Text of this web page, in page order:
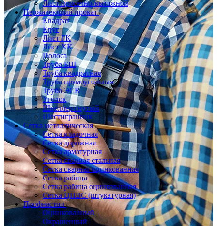
Лист просечно-вытяжной
Нержавеющий прокат
Квадрат
Круг
Лист ГК
Лист ХК
Полоса
Труба БШ
Труба квадратная
Труба прямоугольная
Труба ЭСВ
Уголок
Швеллер гнутый
Шестигранник
Сетка металлическая
Сетка кладочная
Сетка дорожная
Сетка арматурная
Сетка сварная стальная
Сетка сварная оцинкованная
Сетка рабица
Сетка рабица оцинкованная
Сетка ЦПВС (штукатурная)
Профнастил
Оцинкованный
Окрашенный